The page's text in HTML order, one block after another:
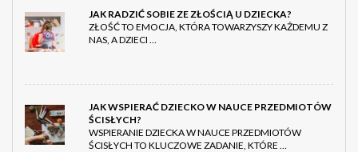
JAK RADZIĆ SOBIE ZE ZŁOŚCIĄ U DZIECKA?
ZŁOŚĆ TO EMOCJA, KTÓRA TOWARZYSZY KAŻDEMU Z
NAS, A DZIECI …
JAK WSPIERAĆ DZIECKO W NAUCE PRZEDMIOTÓW
ŚCISŁYCH?
WSPIERANIE DZIECKA W NAUCE PRZEDMIOTÓW
ŚCISŁYCH TO KLUCZOWE ZADANIE, KTÓRE …